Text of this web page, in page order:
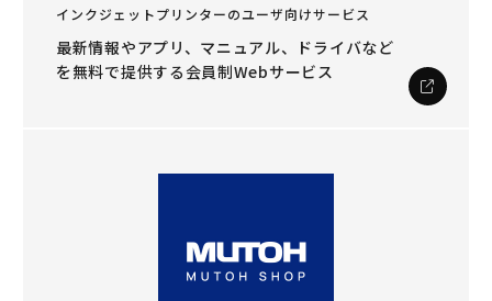
インクジェットプリンターのユーザ向けサービス
最新情報やアプリ、マニュアル、ドライバなど
を無料で提供する会員制Webサービス